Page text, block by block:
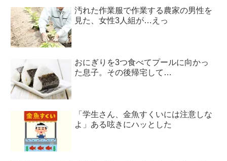
汚れた作業服で作業する農家の男性を
見た、女性3人組が…えっ
おにぎりを3つ食べてプールに向かっ
た息子。その後帰宅して…
「学生さん、金魚すくいには注意しな
よ」ある呟きにハッとした